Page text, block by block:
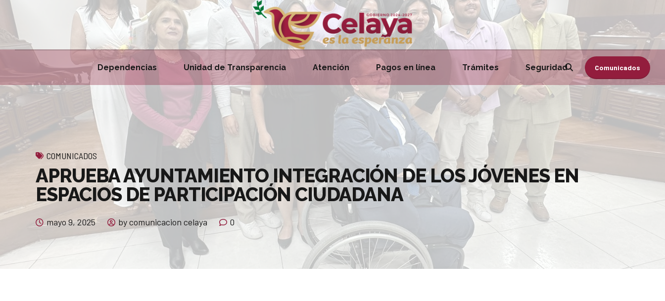
Comunicados
Dependencias Unidad de Transparencia Atención Pagos en línea Trámites Seguridad
COMUNICADOS
APRUEBA AYUNTAMIENTO INTEGRACIÓN DE LOS JÓVENES EN
ESPACIOS DE PARTICIPACIÓN CIUDADANA
mayo 9, 2025 by comunicacion celaya 0